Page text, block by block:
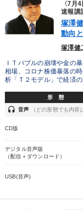
〈7月
速報講
塚澤
動向
塚澤健
ＩＴバブルの崩壊や金の
相場、コロナ株価暴落の
析「Ｔ２モデル」で経済
形 態
headset 音声 （どの形態でも内容
CD版
デジタル音声版
（配信＋ダウンロード）
USB(音声)